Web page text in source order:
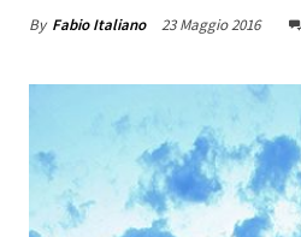
By Fabio Italiano 23 Maggio 2016